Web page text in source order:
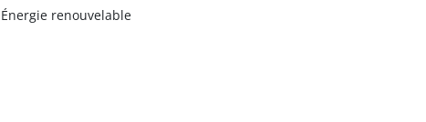
Énergie renouvelable